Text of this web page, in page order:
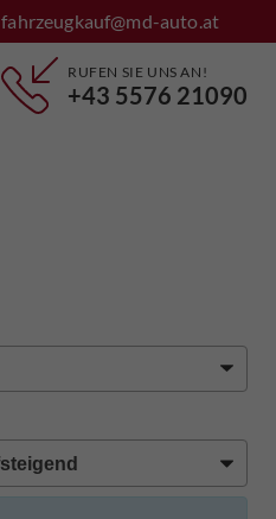
fahrzeugkauf@md-auto.at
RUFEN SIE UNS AN!
+43 5576 21090